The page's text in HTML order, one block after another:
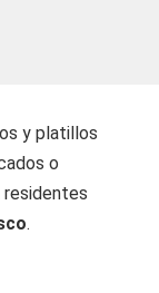
y platillos
o
.